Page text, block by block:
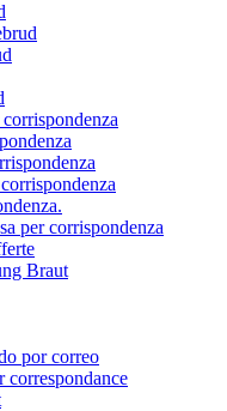
per corrispondenza
Braut
por correo
correspondance